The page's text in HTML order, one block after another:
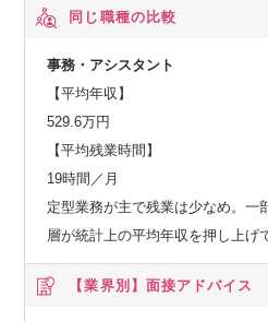
同じ職種の比較
事務・アシスタント
【平均年収】
529.6万円
【平均残業時間】
19時間／月
定型業務が主で残業は少なめ。一
層が統計上の平均年収を押し上げ
【業界別】 面接アドバイス